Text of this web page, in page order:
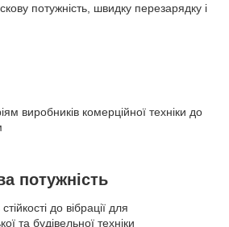
потужність, швидку перезарядку і
виробників комерційної техніки до
потужність
до вібрації для
та будівельної техніки